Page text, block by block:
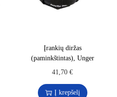
Įrankių diržas
(paminkštintas), Unger
41,70€
Į krepšelį